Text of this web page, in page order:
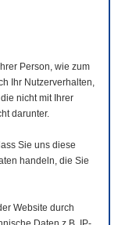
Person, wie zum
Ihr Nutzerverhalten,
nicht mit Ihrer
darunter.
Sie uns diese
handeln, die Sie
Website durch